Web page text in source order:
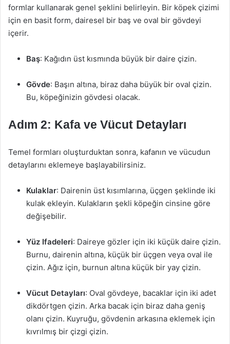
formlar kullanarak genel şeklini belirleyin. Bir köpek çizimi
için en basit form, dairesel bir baş ve oval bir gövdeyi
içerir.
Baş: Kağıdın üst kısmında büyük bir daire çizin.
Gövde: Başın altına, biraz daha büyük bir oval çizin.
Bu, köpeğinizin gövdesi olacak.
Adım 2: Kafa ve Vücut Detayları
Temel formları oluşturduktan sonra, kafanın ve vücudun
detaylarını eklemeye başlayabilirsiniz.
Kulaklar: Dairenin üst kısımlarına, üçgen şeklinde iki
kulak ekleyin. Kulakların şekli köpeğin cinsine göre
değişebilir.
Yüz Ifadeleri: Daireye gözler için iki küçük daire çizin.
Burnu, dairenin altına, küçük bir üçgen veya oval ile
çizin. Ağız için, burnun altına küçük bir yay çizin.
Vücut Detayları: Oval gövdeye, bacaklar için iki adet
dikdörtgen çizin. Arka bacak için biraz daha geniş
olanı çizin. Kuyruğu, gövdenin arkasına eklemek için
kıvrılmış bir çizgi çizin.